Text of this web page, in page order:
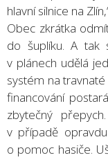
hlavní silnice na
Obec zkrátka
do šuplíku. A tak
v plánech udělá
systém na travnaté
financování
zbytečný
v případě
o pomoc hasiče.